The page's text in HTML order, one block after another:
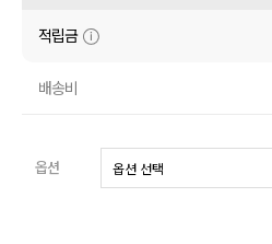
원피스
니트
적립금
배송비
옵션